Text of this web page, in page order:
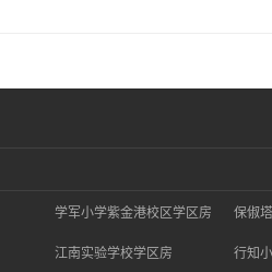
学军小学紫金港校区学区房 保俶
江南实验学校学区房 行知